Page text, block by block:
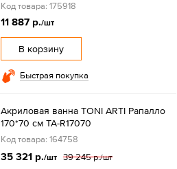
Код товара: 175918
11 887 р./шт
В корзину
Быстрая покупка
Акриловая ванна TONI ARTI Рапалло
170*70 см TA-R17070
Код товара: 164758
35 321 р./шт 39 245 р./шт